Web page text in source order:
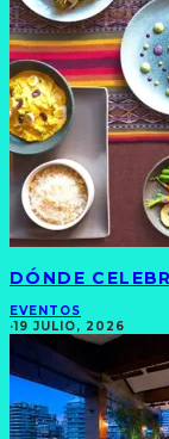
DÓNDE
EVENTOS
·19 JULIO, 2026